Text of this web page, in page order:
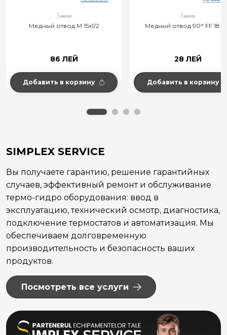
Медный отвод M 15x1/2
86 ЛЕЙ
Добавить в корзину
Медный отвод 90° FF 18
28 ЛЕЙ
Добавить в корзину
SIMPLEX SERVICE
Вы получаете гарантию, решение гарантийных
случаев, эффективный ремонт и обслуживание
термо-гидро оборудования: ввод в
эксплуатацию, технический осмотр, диагностика,
подключение термостатов и автоматизация. Мы
обеспечиваем долговременную
производительность и безопасность ваших
продуктов.
Посмотреть все услуги